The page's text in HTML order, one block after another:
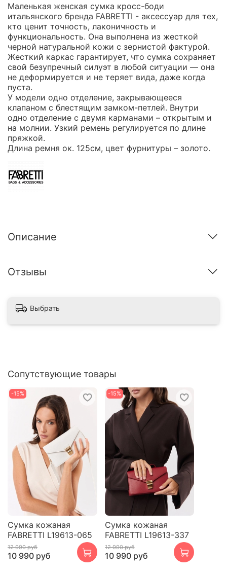
Маленькая женская сумка кросс-боди
итальянского бренда FABRETTI - аксессуар для тех,
кто ценит точность, лаконичность и
функциональность. Она выполнена из жесткой
черной натуральной кожи с зернистой фактурой.
Жесткий каркас гарантирует, что сумка сохраняет
свой безупречный силуэт в любой ситуации — она
не деформируется и не теряет вида, даже когда
пуста.
У модели одно отделение, закрывающееся
клапаном с блестящим замком-петлей. Внутри
одно отделение с двумя карманами – открытым и
на молнии. Узкий ремень регулируется по длине
пряжкой.
Длина ремня ок. 125см, цвет фурнитуры – золото.
Описание
Отзывы
Выбрать
Сопутствующие товары
-15%
Сумка кожаная
FABRETTI L19613-065
12 990 руб
10 990 руб
-15%
Сумка кожаная
FABRETTI L19613-337
12 990 руб
10 990 руб